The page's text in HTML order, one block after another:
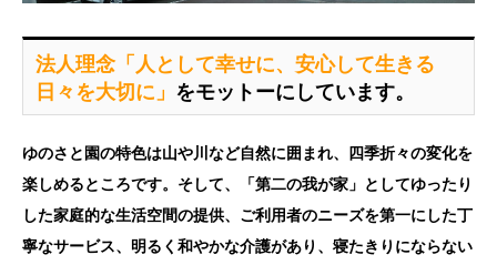
法人理念「人として幸せに、安心して生きる
日々を大切に」 をモットーにしています。
ゆのさと園の特色は山や川など自然に囲まれ、四季折々の変化を
楽しめるところです。そして、「第二の我が家」としてゆったり
した家庭的な生活空間の提供、ご利用者のニーズを第一にした丁
寧なサービス、明るく和やかな介護があり、寝たきりにならない